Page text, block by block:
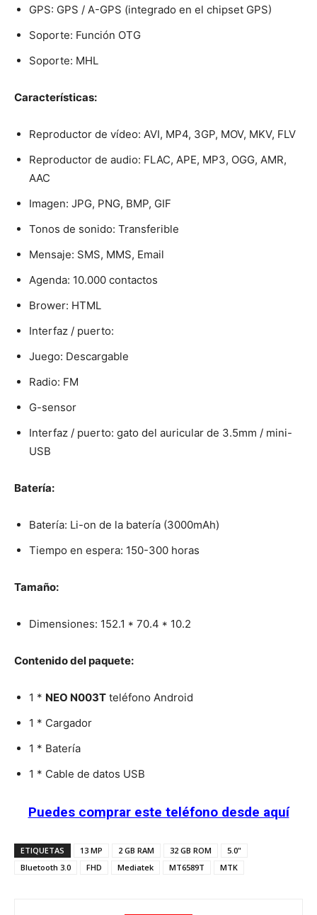
GPS: GPS / A-GPS (integrado en el chipset GPS)
Soporte: Función OTG
Soporte: MHL
Características:
Reproductor de vídeo: AVI, MP4, 3GP, MOV, MKV, FLV
Reproductor de audio: FLAC, APE, MP3, OGG, AMR,
AAC
Imagen: JPG, PNG, BMP, GIF
Tonos de sonido: Transferible
Mensaje: SMS, MMS, Email
Agenda: 10.000 contactos
Brower: HTML
Interfaz / puerto:
Juego: Descargable
Radio: FM
G-sensor
Interfaz / puerto: gato del auricular de 3.5mm / mini-
USB
Batería:
Batería: Li-on de la batería (3000mAh)
Tiempo en espera: 150-300 horas
Tamaño:
Dimensiones: 152.1 * 70.4 * 10.2
Contenido del paquete:
1 * NEO N003T teléfono Android
1 * Cargador
1 * Batería
1 * Cable de datos USB
Puedes comprar este teléfono desde aquí
ETIQUETAS 13 MP 2 GB RAM 32 GB ROM
5.0"
Bluetooth 3.0
FHD Mediatek MT6589T MTK